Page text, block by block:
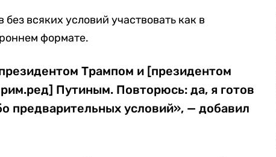
всяких условий участвовать как в
формате.
Трампом и [президентом
Путиным. Повторюсь: да, я готов
предварительных условий», — добавил